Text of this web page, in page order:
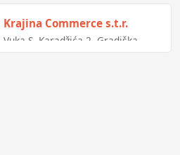
Krajina Commerce s.t.r.
Vuka S. Karadžića 2, Gradiška,